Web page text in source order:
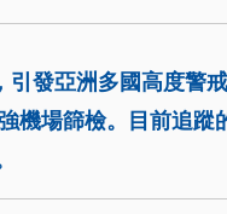
發亞洲多國高度警
機場篩檢。目前追蹤